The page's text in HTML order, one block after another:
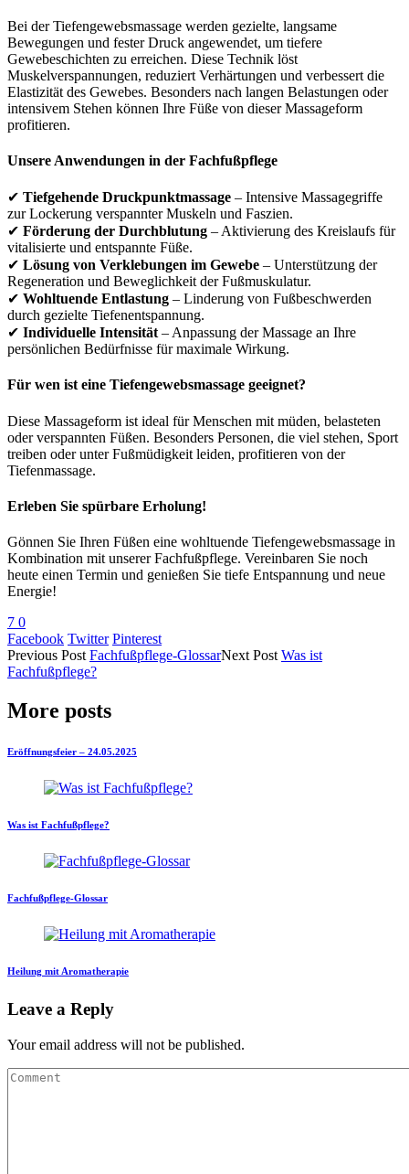
Bei der Tiefengewebsmassage werden gezielte, langsame
Bewegungen und fester Druck angewendet, um tiefere
Gewebeschichten zu erreichen. Diese Technik löst
Muskelverspannungen, reduziert Verhärtungen und verbessert die
Elastizität des Gewebes. Besonders nach langen Belastungen oder
intensivem Stehen können Ihre Füße von dieser Massageform
profitieren.
Unsere Anwendungen in der Fachfußpflege
✔ Tiefgehende Druckpunktmassage – Intensive Massagegriffe
zur Lockerung verspannter Muskeln und Faszien.
✔ Förderung der Durchblutung – Aktivierung des Kreislaufs für
vitalisierte und entspannte Füße.
✔ Lösung von Verklebungen im Gewebe – Unterstützung der
Regeneration und Beweglichkeit der Fußmuskulatur.
✔ Wohltuende Entlastung – Linderung von Fußbeschwerden
durch gezielte Tiefenentspannung.
✔ Individuelle Intensität – Anpassung der Massage an Ihre
persönlichen Bedürfnisse für maximale Wirkung.
Für wen ist eine Tiefengewebsmassage geeignet?
Diese Massageform ist ideal für Menschen mit müden, belasteten
oder verspannten Füßen. Besonders Personen, die viel stehen, Sport
treiben oder unter Fußmüdigkeit leiden, profitieren von der
Tiefenmassage.
Erleben Sie spürbare Erholung!
Gönnen Sie Ihren Füßen eine wohltuende Tiefengewebsmassage in
Kombination mit unserer Fachfußpflege. Vereinbaren Sie noch
heute einen Termin und genießen Sie tiefe Entspannung und neue
Energie!
7 0
Facebook Twitter Pinterest
Previous Post Fachfußpflege-GlossarNext Post Was ist
Fachfußpflege?
More posts
Eröffnungsfeier – 24.05.2025
Was ist Fachfußpflege?
Fachfußpflege-Glossar
Heilung mit Aromatherapie
Leave a Reply
Your email address will not be published.